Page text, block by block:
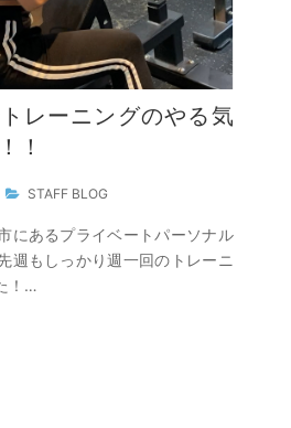
レーニングのやる気
！
STAFF BLOG
にあるプライベートパーソナル
週もしっかり週一回のトレーニ
！…